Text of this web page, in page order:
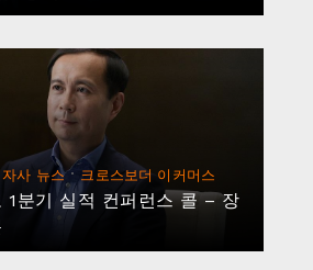
자사 뉴스· 크로스보더 이커머스
1분기 실적 컨퍼런스 콜 – 장